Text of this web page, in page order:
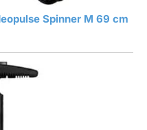
Spinner M 69 cm